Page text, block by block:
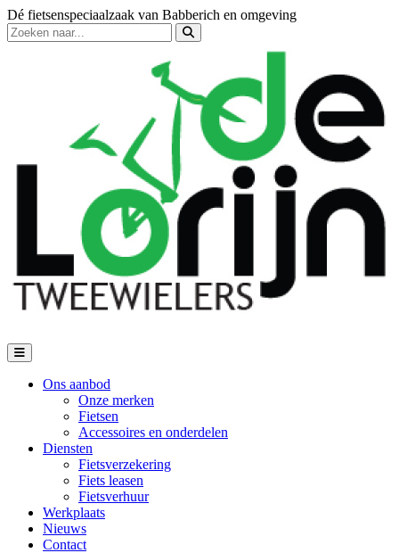
Dé fietsenspeciaalzaak van Babberich en omgeving
Ons aanbod
Onze merken
Fietsen
Accessoires en onderdelen
Diensten
Fietsverzekering
Fiets leasen
Fietsverhuur
Werkplaats
Nieuws
Contact